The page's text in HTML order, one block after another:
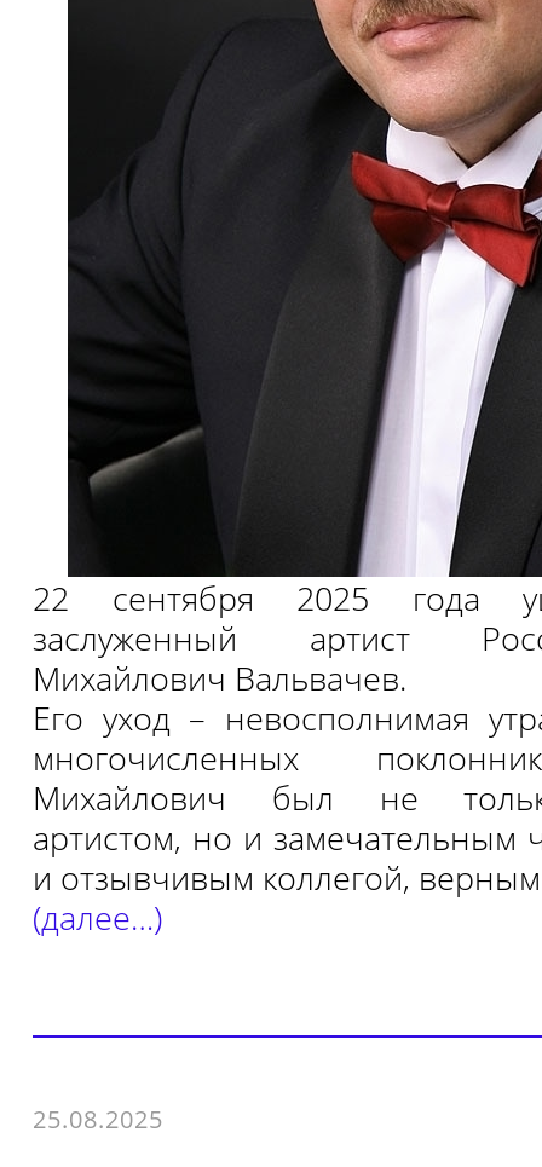
22 сентября 2025 года
заслуженный артист
Михайлович Вальвачев.
Его уход – невосполнимая
многочисленных
Михайлович был не
артистом, но и замечательным
и отзывчивым коллегой,
(далее…)
25.08.2025